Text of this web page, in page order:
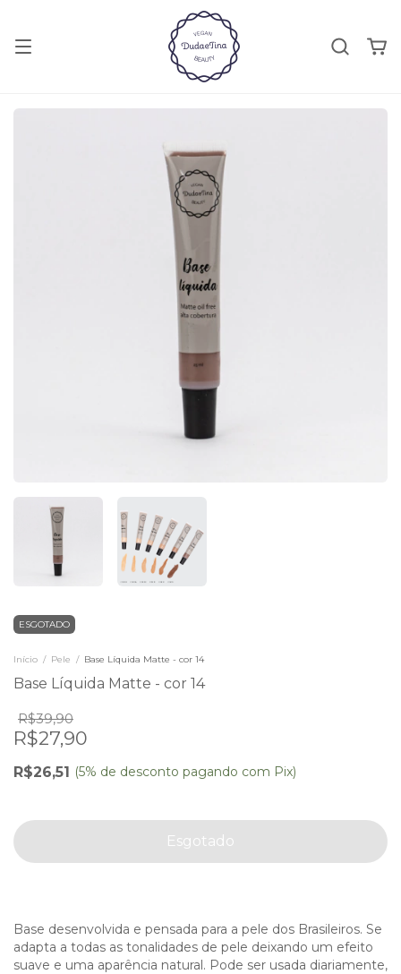
ESGOTADO
Início / Pele / Base Líquida Matte - cor 14
Base Líquida Matte - cor 14
R$39,90
R$27,90
R$26,51 (5% de desconto pagando com Pix)
Base desenvolvida e pensada para a pele dos Brasileiros. Se
adapta a todas as tonalidades de pele deixando um efeito
suave e uma aparência natural. Pode ser usada diariamente,